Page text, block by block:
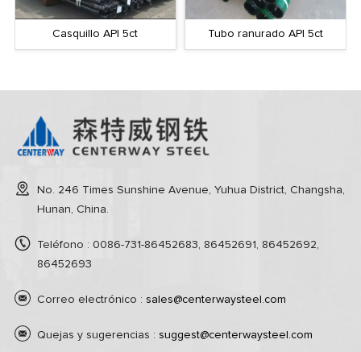
Casquillo API 5ct Tubo ranurado API 5ct
No. 246 Times Sunshine Avenue, Yuhua District, Changsha,
Hunan, China.
Teléfono : 0086-731-86452683, 86452691, 86452692,
86452693
Correo electrónico : sales@centerwaysteel.com
Quejas y sugerencias : suggest@centerwaysteel.com